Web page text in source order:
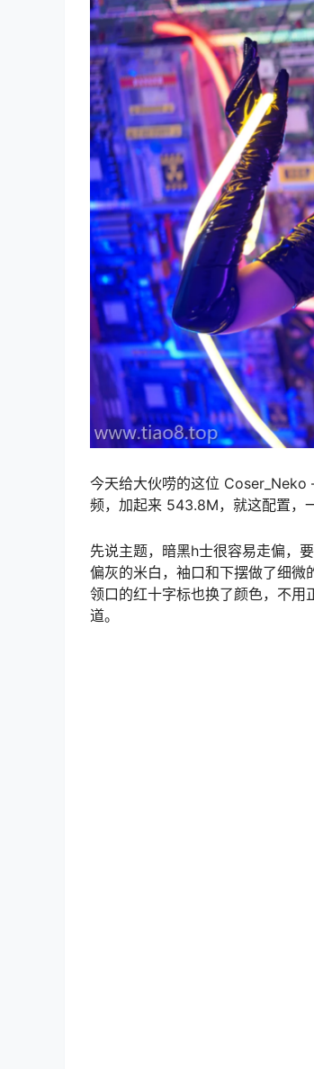
今天给大伙唠的这位
频，加起来 543.8M，就这配置，
先说主题，暗黑h士很容易走偏，
偏灰的米白，袖口和下摆做了细微
领口的红十字标也换了颜色，不用
道。